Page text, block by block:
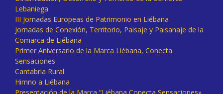
Lebaniega
III Jornadas Europeas de Patrimonio en Liébana
Jornadas de Conexión, Territorio, Paisaje y Paisanaje de la
Comarca de Liébana
Primer Aniversario de la Marca Liébana, Conecta
Sensaciones
Cantabria Rural
Himno a Liébana
Presentación de la Marca “Liébana Conecta Sensaciones»